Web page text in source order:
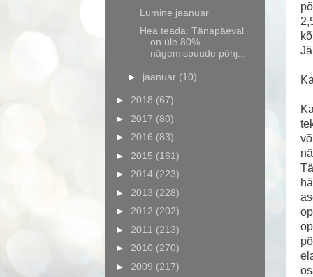
Lumine jaanuar
Hea teada: Tänapäeval
on üle 80%
nägemispuude põhj...
► jaanuar (10)
► 2018 (67)
► 2017 (80)
► 2016 (83)
► 2015 (161)
► 2014 (223)
► 2013 (228)
► 2012 (202)
► 2011 (213)
► 2010 (270)
► 2009 (217)